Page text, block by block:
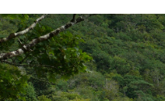
+33 (0)9 72 38 52 44
VOYAGE DE GROUPE
QL AVANTAGES
ESPACE PRO